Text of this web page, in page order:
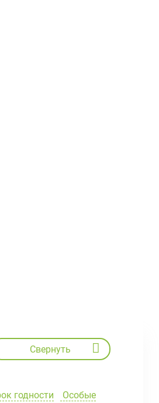
Свернуть
годности
Особые